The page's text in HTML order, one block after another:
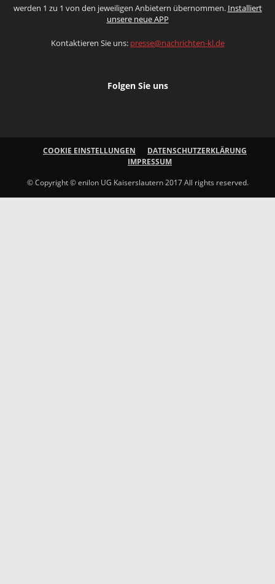
werden 1 zu 1 von den jeweiligen Anbietern übernommen. Installiert
unsere neue APP
Kontaktieren Sie uns: presse@nachrichten-kl.de
Folgen Sie uns
COOKIE EINSTELLUNGEN
DATENSCHUTZERKLÄRUNG
IMPRESSUM
© Copyright © enilon UG Kaiserslautern 2017 All rights reserved.